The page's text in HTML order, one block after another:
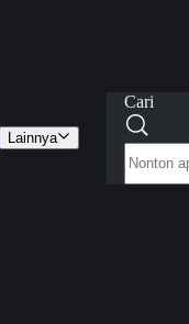
Lainnya
Cari